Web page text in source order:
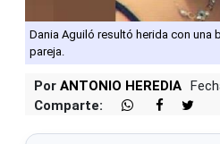
Dania Aguiló resultó herida con una
pareja.
Por ANTONIO HEREDIA
Comparte: